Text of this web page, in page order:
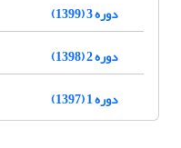
دوره 3 (1399)
دوره 2 (1398)
دوره 1 (1397)